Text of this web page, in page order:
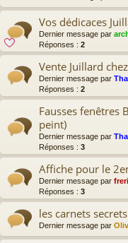
Vos dédicaces
Dernier message par
Réponses : 2
Vente Juillard
Dernier message par
Réponses : 2
Fausses fenêtres
peint)
Dernier message par
Réponses : 3
Affiche pour le
Dernier message par
Réponses : 3
les carnets
Dernier message par